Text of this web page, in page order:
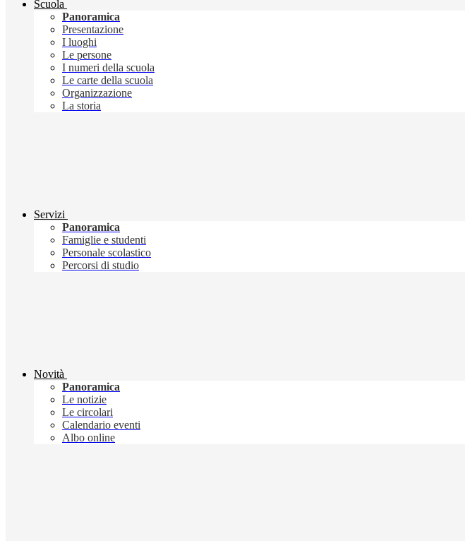
Scuola
Panoramica
Presentazione
I luoghi
Le persone
I numeri della scuola
Le carte della scuola
Organizzazione
La storia
Servizi
Panoramica
Famiglie e studenti
Personale scolastico
Percorsi di studio
Novità
Panoramica
Le notizie
Le circolari
Calendario eventi
Albo online